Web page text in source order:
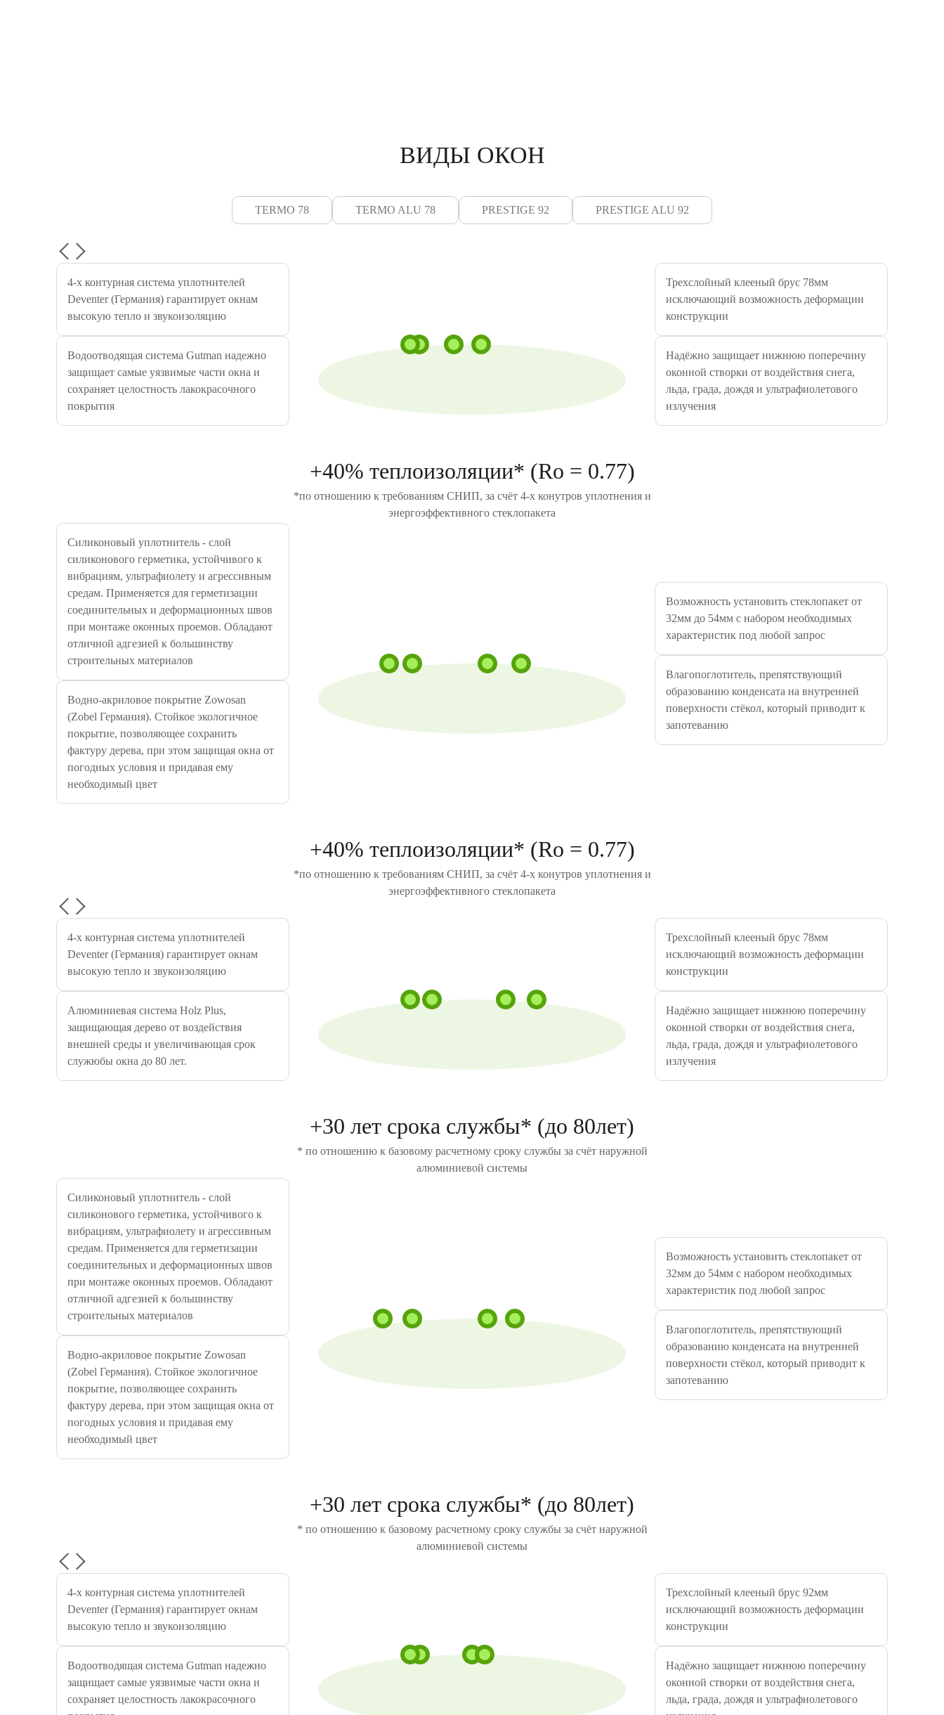
ВИДЫ ОКОН
TERMO 78 TERMO ALU 78 PRESTIGE 92 PRESTIGE ALU 92
4-х контурная система уплотнителей
Deventer (Германия) гарантирует окнам
высокую тепло и звукоизоляцию
Водоотводящая система Gutman надежно
защищает самые уязвимые части окна и
сохраняет целостность лакокрасочного
покрытия
Трехслойный клееный брус 78мм
исключающий возможность деформации
конструкции
Надёжно защищает нижнюю поперечину
оконной створки от воздействия снега,
льда, града, дождя и ультрафиолетового
излучения
+40% теплоизоляции* (Ro = 0.77)
*по отношению к требованиям СНИП, за счёт 4-х конутров уплотнения и
энергоэффективного стеклопакета
Силиконовый уплотнитель - слой
силиконового герметика, устойчивого к
вибрациям, ультрафиолету и агрессивным
средам. Применяется для герметизации
соединительных и деформационных швов
при монтаже оконных проемов. Обладают
отличной адгезией к большинству
строительных материалов
Водно-акриловое покрытие Zowosan
(Zobel Германия). Стойкое экологичное
покрытие, позволяющее сохранить
фактуру дерева, при этом защищая окна от
погодных условия и придавая ему
необходимый цвет
Возможность установить стеклопакет от
32мм до 54мм с набором необходимых
характеристик под любой запрос
Влагопоглотитель, препятствующий
образованию конденсата на внутренней
поверхности стёкол, который приводит к
запотеванию
+40% теплоизоляции* (Ro = 0.77)
*по отношению к требованиям СНИП, за счёт 4-х конутров уплотнения и
энергоэффективного стеклопакета
4-х контурная система уплотнителей
Deventer (Германия) гарантирует окнам
высокую тепло и звукоизоляцию
Алюминиевая система Holz Plus,
защищающая дерево от воздействия
внешней среды и увеличивающая срок
служюбы окна до 80 лет.
Трехслойный клееный брус 78мм
исключающий возможность деформации
конструкции
Надёжно защищает нижнюю поперечину
оконной створки от воздействия снега,
льда, града, дождя и ультрафиолетового
излучения
+30 лет срока службы* (до 80лет)
* по отношению к базовому расчетному сроку службы за счёт наружной
алюминиевой системы
Силиконовый уплотнитель - слой
силиконового герметика, устойчивого к
вибрациям, ультрафиолету и агрессивным
средам. Применяется для герметизации
соединительных и деформационных швов
при монтаже оконных проемов. Обладают
отличной адгезией к большинству
строительных материалов
Водно-акриловое покрытие Zowosan
(Zobel Германия). Стойкое экологичное
покрытие, позволяющее сохранить
фактуру дерева, при этом защищая окна от
погодных условия и придавая ему
необходимый цвет
Возможность установить стеклопакет от
32мм до 54мм с набором необходимых
характеристик под любой запрос
Влагопоглотитель, препятствующий
образованию конденсата на внутренней
поверхности стёкол, который приводит к
запотеванию
+30 лет срока службы* (до 80лет)
* по отношению к базовому расчетному сроку службы за счёт наружной
алюминиевой системы
4-х контурная система уплотнителей
Deventer (Германия) гарантирует окнам
высокую тепло и звукоизоляцию
Водоотводящая система Gutman надежно
защищает самые уязвимые части окна и
сохраняет целостность лакокрасочного
Трехслойный клееный брус 92мм
исключающий возможность деформации
конструкции
Надёжно защищает нижнюю поперечину
оконной створки от воздействия снега,
льда, града, дождя и ультрафиолетового